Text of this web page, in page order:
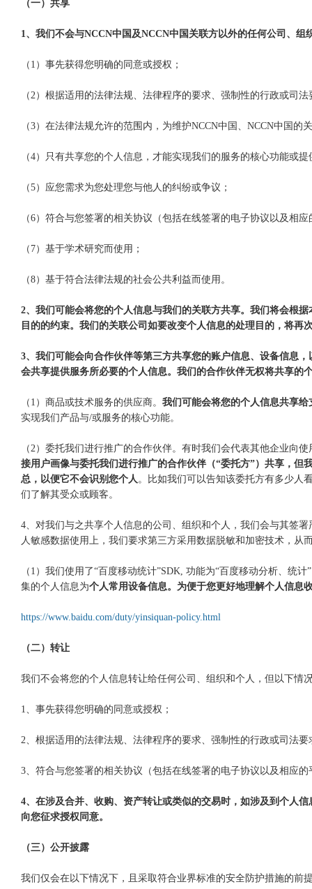
（一）共享
1、我们不会与NCCN中国及NCCN中国关联方以外的任何公司、
（1）事先获得您明确的同意或授权；
（2）根据适用的法律法规、法律程序的要求、强制性的行政或司
（3）在法律法规允许的范围内，为维护NCCN中国、NCCN中国
（4）只有共享您的个人信息，才能实现我们的服务的核心功能或
（5）应您需求为您处理您与他人的纠纷或争议；
（6）符合与您签署的相关协议（包括在线签署的电子协议以及相
（7）基于学术研究而使用；
（8）基于符合法律法规的社会公共利益而使用。
2、我们可能会将您的个人信息与我们的关联方共享。我们将会根
目的的约束。我们的关联公司如要改变个人信息的处理目的，将再
3、我们可能会向合作伙伴等第三方共享您的账户信息、设备信息
会共享提供服务所必要的个人信息。我们的合作伙伴无权将共享的
（1）商品或技术服务的供应商。 我们可能会将您的个人信息共享
实现我们产品与/或服务的核心功能。
（2）委托我们进行推广的合作伙伴。有时我们会代表其他企业向
接用户画像与委托我们进行推广的合作伙伴（“委托方”）共享，
总，以便它不会识别您个人 。比如我们可以告知该委托方有多少人
们了解其受众或顾客。
4、对我们与之共享个人信息的公司、组织和个人，我们会与其签
人敏感数据使用上，我们要求第三方采用数据脱敏和加密技术，
（1）我们使用了“百度移动统计”SDK, 功能为“百度移动分析、统计
集的个人信息为个人常用设备信息。为便于您更好地理解个人信息
https://www.baidu.com/duty/yinsiquan-policy.html
（二）转让
我们不会将您的个人信息转让给任何公司、组织和个人，但以下情
1、事先获得您明确的同意或授权；
2、根据适用的法律法规、法律程序的要求、强制性的行政或司法
3、符合与您签署的相关协议（包括在线签署的电子协议以及相应
4、在涉及合并、收购、资产转让或类似的交易时，如涉及到个人
向您征求授权同意。
（三）公开披露
我们仅会在以下情况下，且采取符合业界标准的安全防护措施的前